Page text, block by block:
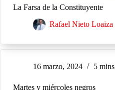
La Farsa de la Constituyente
Rafael Nieto Loaiza
16 marzo, 2024 5 mins
Martes y miércoles negros